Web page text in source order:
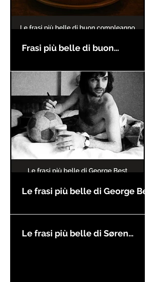
Frasi più belle di buon
Le frasi più belle di George Best
Le frasi più belle di Søren